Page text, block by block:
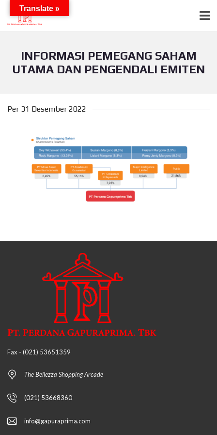
INFORMASI PEMEGANG SAHAM
UTAMA DAN PENGENDALI EMITEN
Per 31 Desember 2022
Fax - (021) 53651359
The Bellezza Shopping Arcade
(021) 53668360
info@gapuraprima.com
Translate »